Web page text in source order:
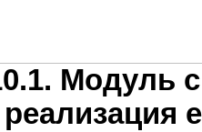
Модуль
реализация